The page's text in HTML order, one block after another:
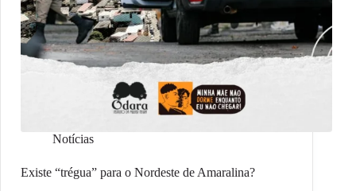
Notícias
Existe “trégua” para o Nordeste de Amaralina?